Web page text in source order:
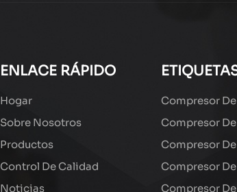
ENLACE RÁPIDO
Hogar
Sobre Nosotros
Productos
Control De Calidad
Noticias
Compresor
Compresor
Compresor
Compresor
Compresor